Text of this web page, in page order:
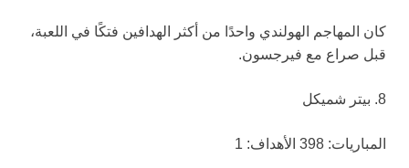
كان المهاجم الهولندي واحدًا من أكثر الهدافين فتكًا في اللعبة،
قبل صراع مع فيرجسون.
8. بيتر شميكل
المباريات: 398 الأهداف: 1